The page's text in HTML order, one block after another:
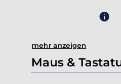
mehr anzeigen
Maus &